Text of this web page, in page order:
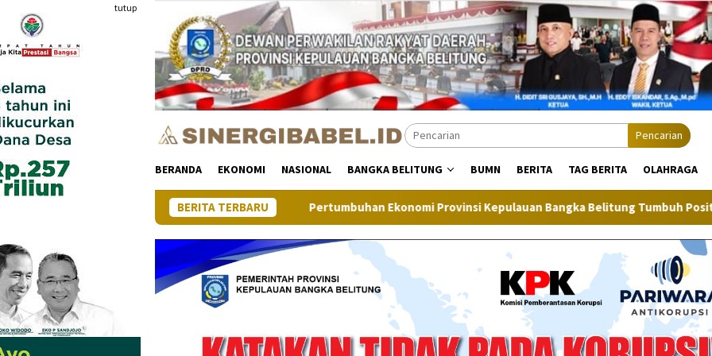
konten
tutup
Pencarian
BERANDA EKONOMI NASIONAL BANGKA BELITUNG BUMN BERITA TAG BERITA OLAHRAGA
BERITA TERBARU
Pertumbuhan Ekonomi Provinsi Kepulauan Bangka Belitung Tumbuh Positif Inflasi